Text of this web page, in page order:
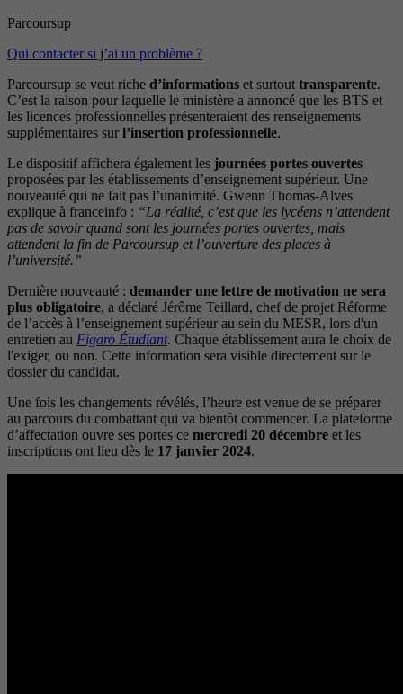
Parcoursup
Qui contacter si j’ai un problème ?
Parcoursup se veut riche d’informations et surtout transparente.
C’est la raison pour laquelle le ministère a annoncé que les BTS et
les licences professionnelles présenteraient des renseignements
supplémentaires sur l’insertion professionnelle.
Le dispositif affichera également les journées portes ouvertes
proposées par les établissements d’enseignement supérieur. Une
nouveauté qui ne fait pas l’unanimité. Gwenn Thomas-Alves
explique à franceinfo : “La réalité, c’est que les lycéens n’attendent
pas de savoir quand sont les journées portes ouvertes, mais
attendent la fin de Parcoursup et l’ouverture des places à
l’université.”
Dernière nouveauté : demander une lettre de motivation ne sera
plus obligatoire, a déclaré Jérôme Teillard, chef de projet Réforme
de l’accès à l’enseignement supérieur au sein du MESR, lors d'un
entretien au Figaro Étudiant. Chaque établissement aura le choix de
l'exiger, ou non. Cette information sera visible directement sur le
dossier du candidat.
Une fois les changements révélés, l’heure est venue de se préparer
au parcours du combattant qui va bientôt commencer. La plateforme
d’affectation ouvre ses portes ce mercredi 20 décembre et les
inscriptions ont lieu dès le 17 janvier 2024.